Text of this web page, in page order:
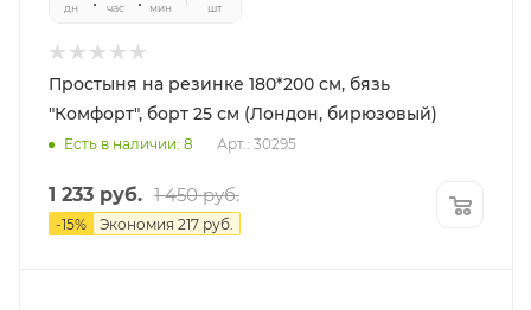
дн час мин секшт
Простыня на резинке 180*200 см, бязь
"Комфорт", борт 25 см (Лондон, бирюзовый)
Есть в наличии: 8 Арт.: 30295
1 233 руб. 1 450руб.
-15% Экономия 217 руб.